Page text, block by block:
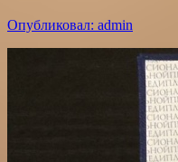
Опубликовал: admin